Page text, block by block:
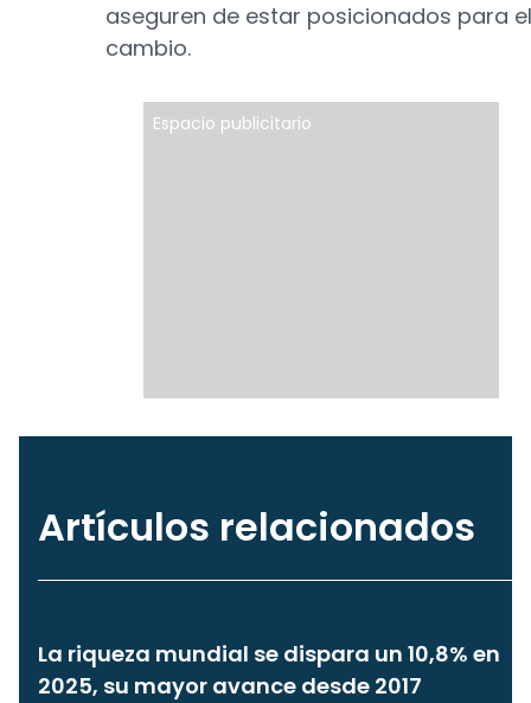
aseguren de estar posicionados para el
cambio.
Espacio publicitario
Artículos relacionados
La riqueza mundial se dispara un 10,8% en
2025, su mayor avance desde 2017